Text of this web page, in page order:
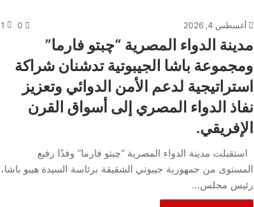
أغسطس 4, 2026 0
1
مدينة الدواء المصرية “چبتو فارما”
ومجموعة باشا الجيبوتية تدشنان شراكة
استراتيجية لدعم الأمن الدوائي وتعزيز
نفاذ الدواء المصري إلى أسواق القرن
الإفريقي.
استقبلت مدينة الدواء المصرية “چبتو فارما” وفدًا رفيع
المستوى من جمهورية جيبوتي الشقيقة برئاسة السيدة هيبو باشا،
رئيس مجلس…